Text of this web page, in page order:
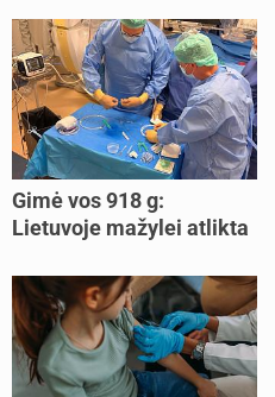
Gimė vos 918 g:
Lietuvoje mažylei atlikta